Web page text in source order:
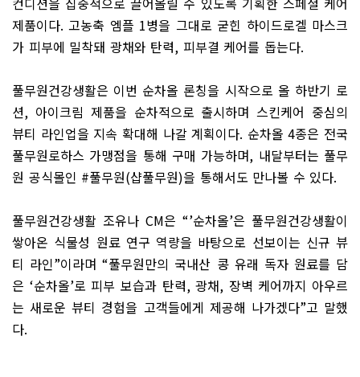
제품이다.고농축 엠플 1병을 그대로 굳힌 하이드로겔 마스크
가 피부에 밀착돼 광채와 탄력, 피부결 케어를 돕는다.
풀무원건강생활은 이번 순차올 론칭을 시작으로 올 하반기 로
션, 아이크림 제품을 순차적으로 출시하며 스킨케어 중심의
뷰티 라인업을 지속 확대해 나갈 계획이다. 순차올4종은 전국
풀무원로하스 가맹점을 통해 구매 가능하며, 내달부터는 풀무
원 공식몰인 #풀무원(샵풀무원)을 통해서도 만나볼 수 있다.
풀무원건강생활 조유나 CM은 “’순차올’은 풀무원건강생활이
쌓아온 식물성 원료 연구 역량을 바탕으로 선보이는 신규 뷰
티 라인”이라며“풀무원만의 국내산 콩 유래 독자 원료를 담
은 ‘순차올’로 피부 보습과 탄력,광채, 장벽 케어까지 아우르
는 새로운 뷰티 경험을 고객들에게 제공해 나가겠다”고 말했
다.